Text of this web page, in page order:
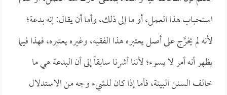
استحباب هذا العمل، أو ما إلى ذلك، وأما أن يقال: إنه بدعة؛
لأنه لم يخرَّج على أصل يعتبره هذا الفقيه، وغيره يعتبره، فهذا فيما
يظهر أنه أمر لا يسوء؛ لأننا أشرنا سابقاً إلى أن البدعة هي ما
خالف السنن البينة، فأما إذا كان للشيء وجه من الاستدلال